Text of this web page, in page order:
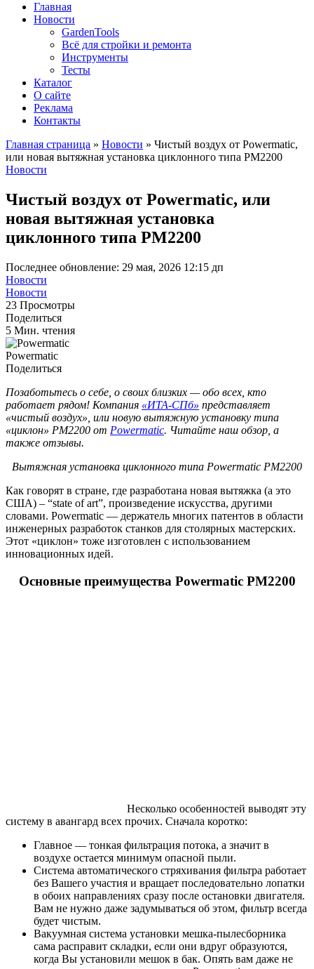
Главная
Новости
GardenTools
Всё для стройки и ремонта
Инструменты
Тесты
Каталог
О сайте
Реклама
Контакты
Главная страница » Новости » Чистый воздух от Powermatic,
или новая вытяжная установка циклонного типа PM2200
Новости
Чистый воздух от Powermatic, или
новая вытяжная установка
циклонного типа PM2200
Последнее обновление: 29 мая, 2026 12:15 дп
Новости
Новости
23 Просмотры
Поделиться
5 Мин. чтения
Powermatic
Поделиться
Позаботьтесь о себе, о своих близких — обо всех, кто
работает рядом! Компания «ИТА-СПб» представляет
«чистый воздух», или новую вытяжную установку типа
«циклон» PM2200 от Powermatic. Читайте наш обзор, а
также отзывы.
Вытяжная установка циклонного типа Powermatic PM2200
Как говорят в стране, где разработана новая вытяжка (а это
США) – “state of art”, произведение искусства, другими
словами. Powermatic — держатель многих патентов в области
инженерных разработок станков для столярных мастерских.
Этот «циклон» тоже изготовлен с использованием
инновационных идей.
Основные преимущества Powermatic PM2200
Несколько особенностей выводят эту
систему в авангард всех прочих. Сначала коротко:
Главное — тонкая фильтрация потока, а значит в
воздухе остается минимум опасной пыли.
Система автоматического стряхивания фильтра работает
без Вашего участия и вращает последовательно лопатки
в обоих направлениях сразу после остановки двигателя.
Вам не нужно даже задумываться об этом, фильтр всегда
будет чистым.
Вакуумная система установки мешка-пылесборника
сама расправит складки, если они вдруг образуются,
когда Вы установили мешок в бак. Опять вам даже не